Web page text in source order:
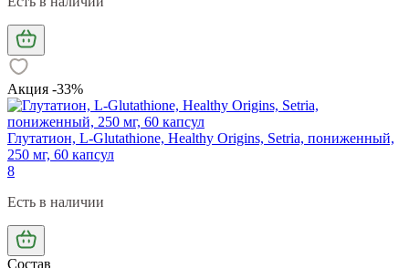
Акция -33%
Глутатион, L-Glutathione, Healthy Origins, Setria, пониженный,
250 мг, 60 капсул
8
Есть в наличии
Состав